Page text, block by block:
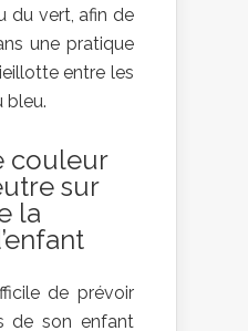
du vert, afin de
une pratique
entre les
bleu.
couleur
sur
la
de prévoir
de son enfant